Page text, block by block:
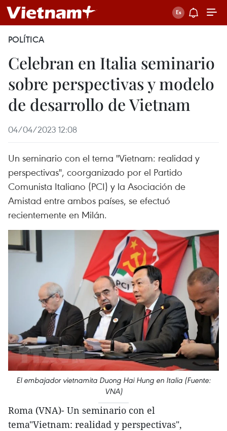
POLÍTICA
Celebran en Italia seminario
sobre perspectivas y modelo
de desarrollo de Vietnam
04/04/2023 12:08
Un seminario con el tema "Vietnam: realidad y
perspectivas", coorganizado por el Partido
Comunista Italiano (PCI) y la Asociación de
Amistad entre ambos países, se efectuó
recientemente en Milán.
El embajador vietnamita Duong Hai Hung en Italia (Fuente:
VNA)
Roma (VNA)- Un seminario con el
tema"Vietnam: realidad y perspectivas",